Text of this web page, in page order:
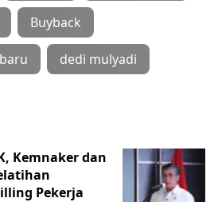
Buyback
dedi mulyadi
Kemnaker dan
Pekerja